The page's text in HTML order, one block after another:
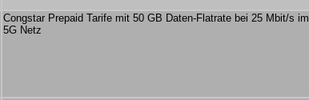
Congstar Prepaid Tarife mit 50 GB Daten-Flatrate bei 25 Mbit/s im
5G Netz